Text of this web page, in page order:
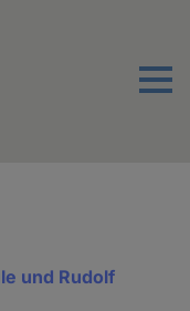
Menu
und Rudolf